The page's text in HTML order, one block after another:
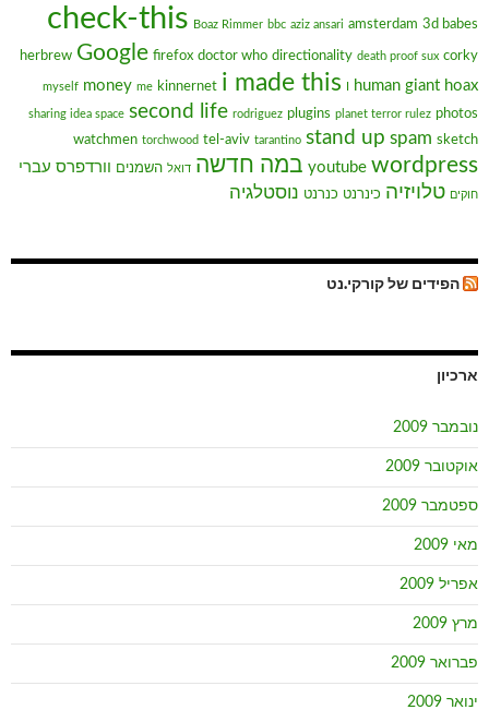
3d babes
amsterdam
aziz ansari
bbc
Boaz Rimmer
check-this
corky
death proof sux
directionality
doctor who
firefox
Google
herbrew
hoax
human giant
i made this
kinnernet
me
money
myself
photos
planet terror rulez
plugins
rodriguez
second life
sharing idea space
sketch
spam
stand up
tarantino
tel-aviv
torchwood
watchmen
wordpress
youtube במה חדשה דואל השמנים וורדפרס עברי
חוקים טלויזיה כינרנט כנרנט נוסטלגיה
הפידים של קורקי.נט
ארכיון
נובמבר 2009
אוקטובר 2009
ספטמבר 2009
מאי 2009
אפריל 2009
מרץ 2009
פברואר 2009
ינואר 2009